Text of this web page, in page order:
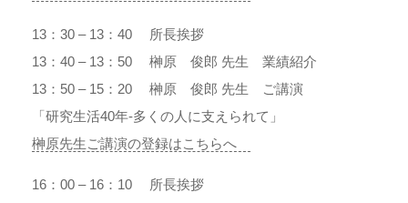
13：30 – 13：40 所長挨拶
13：40 – 13：50 榊原 俊郎 先生 業績紹介
13：50 – 15：20 榊原 俊郎 先生 ご講演
「研究生活40年‐多くの人に支えられて」
榊原先生ご講演の登録はこちらへ
16：00 – 16：10 所長挨拶